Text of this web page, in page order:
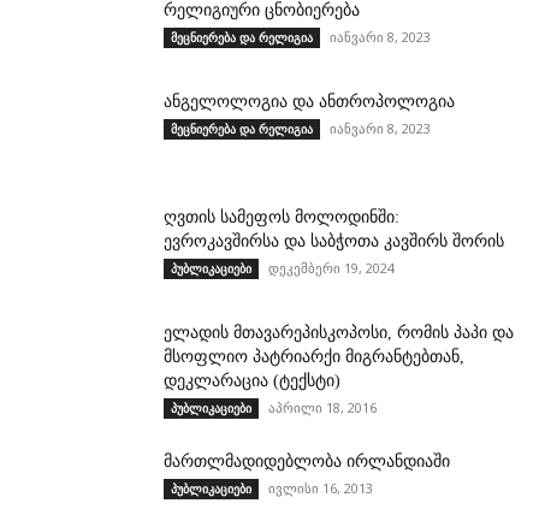
რელიგიური ცნობიერება
მეცნიერება და რელიგია იანვარი 8, 2023
ანგელოლოგია და ანთროპოლოგია
მეცნიერება და რელიგია იანვარი 8, 2023
ღვთის სამეფოს მოლოდინში:
ევროკავშირსა და საბჭოთა კავშირს შორის
პუბლიკაციები დეკემბერი 19, 2024
ელადის მთავარეპისკოპოსი, რომის პაპი და
მსოფლიო პატრიარქი მიგრანტებთან,
დეკლარაცია (ტექსტი)
პუბლიკაციები აპრილი 18, 2016
მართლმადიდებლობა ირლანდიაში
პუბლიკაციები ივლისი 16, 2013